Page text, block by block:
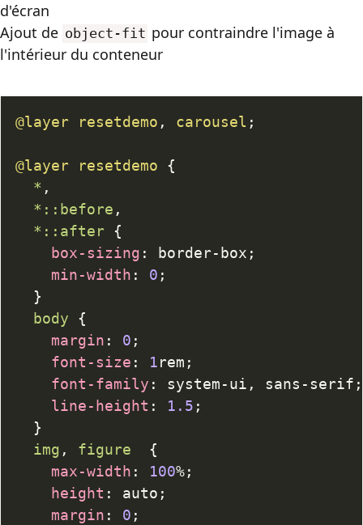
d'écran
Ajout de object-fit pour contraindre l'image à
l'intérieur du conteneur
@layer resetdemo , carousel ;
@layer resetdemo
{
* ,
	*
::before ,
	*
::after
{
box-sizing : border-box ;
min-width : 0 ;
}
body
{
margin : 0 ;
font-size : 1rem ;
font-family : system-ui , sans-serif ;
line-height : 1.5 ;
}
img , figure
{
max-width : 100%;
height : auto ;
margin : 0 ;